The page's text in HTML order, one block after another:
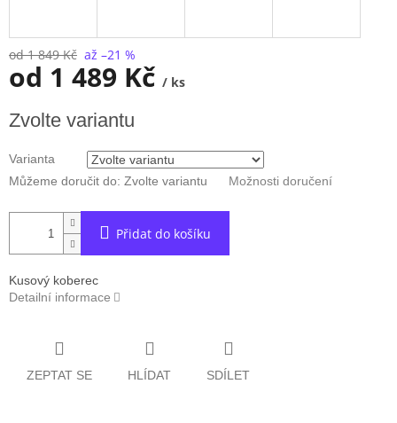
od 1 849 Kč až –21 %
od 1 489 Kč / ks
cena:
Zvolte variantu
Varianta
Můžeme doručit do: Zvolte variantu Možnosti doručení
Přidat do košíku
Kusový koberec
Detailní informace
ZEPTAT SE HLÍDAT SDÍLET